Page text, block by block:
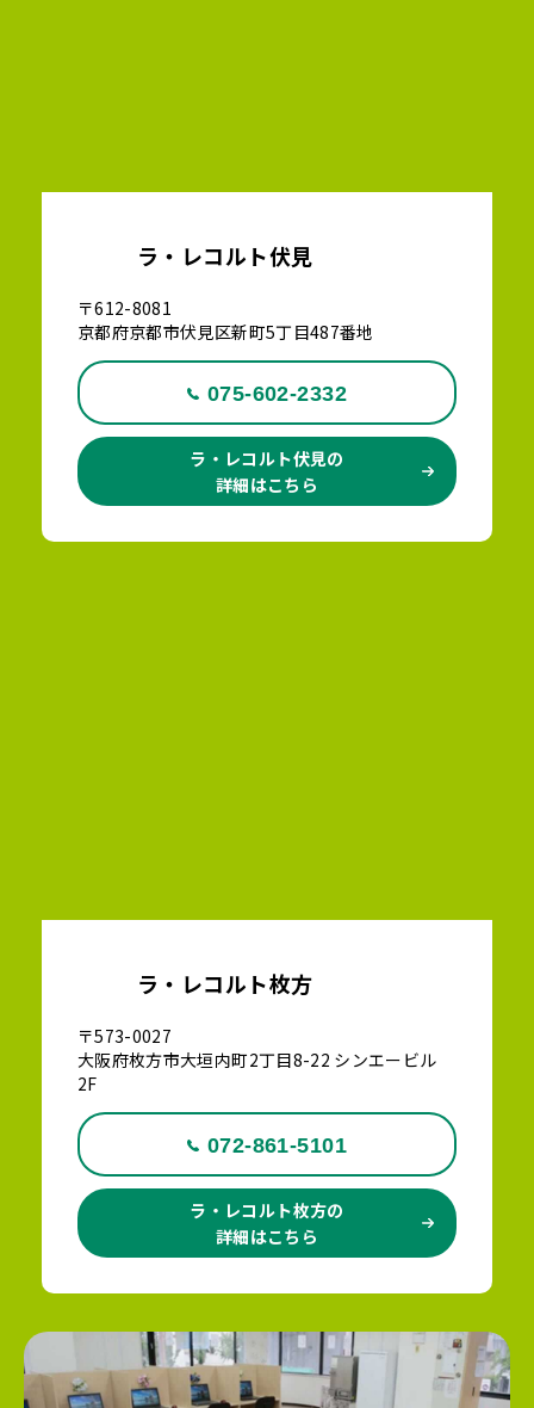
ラ・レコルト伏見
〒612-8081
京都府京都市伏見区新町5丁目487番地
075-602-2332
ラ・レコルト伏見の
詳細はこちら
ラ・レコルト枚方
〒573-0027
大阪府枚方市大垣内町2丁目8-22 シンエービル
2F
072-861-5101
ラ・レコルト枚方の
詳細はこちら